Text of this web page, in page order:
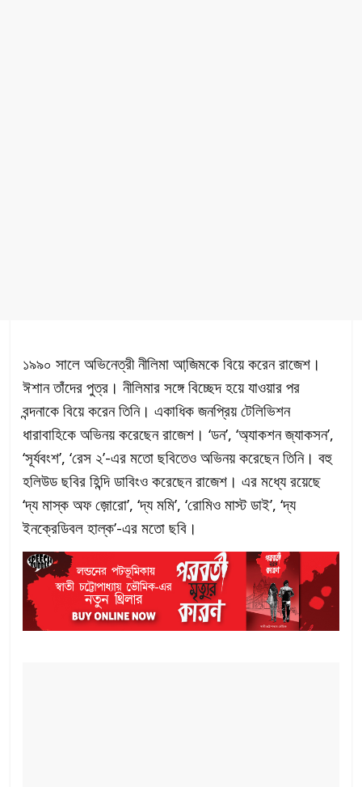
১৯৯০ সালে অভিনেত্রী নীলিমা আজি়মকে বিয়ে করেন রাজেশ।
ঈশান তাঁদের পুত্র। নীলিমার সঙ্গে বিচ্ছেদ হয়ে যাওয়ার পর
বন্দনাকে বিয়ে করেন তিনি। একাধিক জনপ্রিয় টেলিভিশন
ধারাবাহিকে অভিনয় করেছেন রাজেশ। ‘ডন’, ‘অ্যাকশন জ্যাকসন’,
‘সূর্যবংশ’, ‘রেস ২’-এর মতো ছবিতেও অভিনয় করেছেন তিনি। বহু
হলিউড ছবির হিন্দি ডাবিংও করেছেন রাজেশ। এর মধ্যে রয়েছে
‘দ্য মাস্ক অফ জ়োরো’, ‘দ্য মমি’, ‘রোমিও মাস্ট ডাই’, ‘দ্য
ইনক্রেডিবল হাল্ক’-এর মতো ছবি।